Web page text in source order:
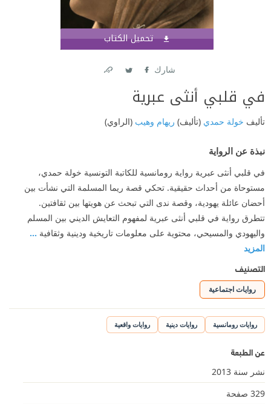
تحميل الكتاب
شارك
في قلبي أنثى عبرية
تأليف خولة حمدي (تأليف) ريهام وهيب (الراوي)
نبذة عن الرواية
في قلبي أنثى عبرية رواية رومانسية للكاتبة التونسية خولة حمدي،
مستوحاة من أحداث حقيقية. تحكي قصة ريما المسلمة التي نشأت بين
أحضان عائلة يهودية، وقصة ندى التي تبحث عن هويتها بين ثقافتين.
تتطرق رواية في قلبي أنثى عبرية لمفهوم التعايش الديني بين المسلم
واليهودي والمسيحي، محتوية على معلومات تاريخية ودينية وثقافية ...
المزيد
التصنيف
روايات اجتماعية
روايات رومانسية روايات دينية روايات واقعية
عن الطبعة
نشر سنة 2013
329 صفحة